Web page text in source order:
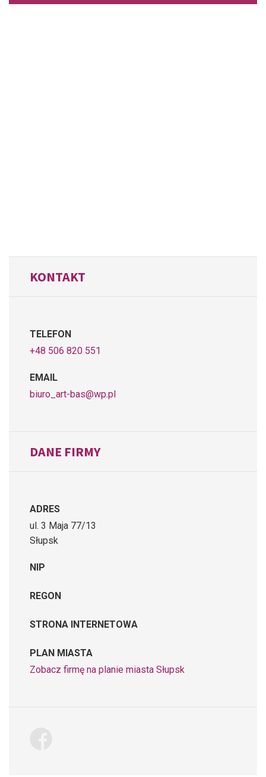
KONTAKT
TELEFON
+48 506 820 551
EMAIL
biuro_art-bas@wp.pl
DANE FIRMY
ADRES
ul. 3 Maja 77/13
Słupsk
NIP
REGON
STRONA INTERNETOWA
PLAN MIASTA
Zobacz firmę na planie miasta Słupsk